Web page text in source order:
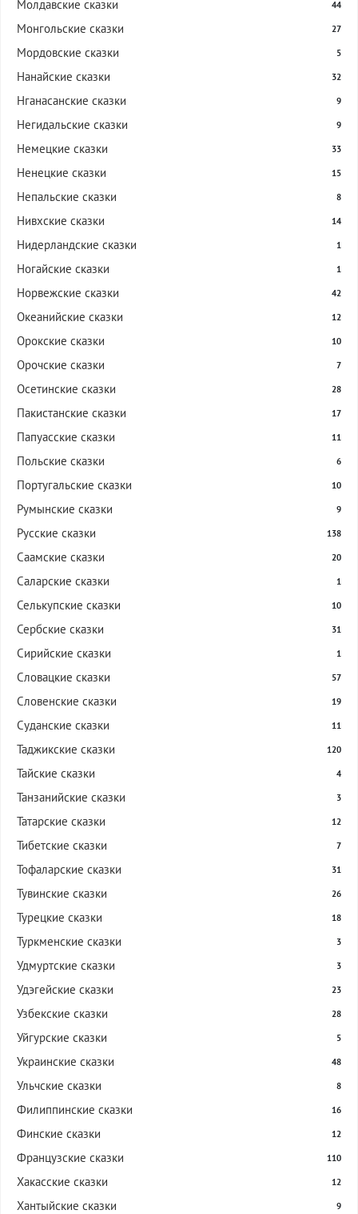
Молдавские сказки 44
Монгольские сказки 27
Мордовские сказки 5
Нанайские сказки 32
Нганасанские сказки 9
Негидальские сказки 9
Немецкие сказки 33
Ненецкие сказки 15
Непальские сказки 8
Нивхские сказки 14
Нидерландские сказки 1
Ногайские сказки 1
Норвежские сказки 42
Океанийские сказки 12
Орокские сказки 10
Орочские сказки 7
Осетинские сказки 28
Пакистанские сказки 17
Папуасские сказки 11
Польские сказки 6
Португальские сказки 10
Румынские сказки 9
Русские сказки 138
Саамские сказки 20
Саларские сказки 1
Селькупские сказки 10
Сербские сказки 31
Сирийские сказки 1
Словацкие сказки 57
Словенские сказки 19
Суданские сказки 11
Таджикские сказки 120
Тайские сказки 4
Танзанийские сказки 3
Татарские сказки 12
Тибетские сказки 7
Тофаларские сказки 31
Тувинские сказки 26
Турецкие сказки 18
Туркменские сказки 3
Удмуртские сказки 3
Удэгейские сказки 23
Узбекские сказки 28
Уйгурские сказки 5
Украинские сказки 48
Ульчские сказки 8
Филиппинские сказки 16
Финские сказки 12
Французские сказки 110
Хакасские сказки 12
Хантыйские сказки 9